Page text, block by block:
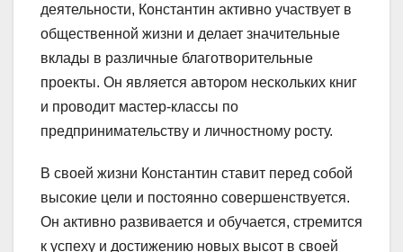
деятельности, Константин активно участвует в
общественной жизни и делает значительные
вклады в различные благотворительные
проекты. Он является автором нескольких книг
и проводит мастер-классы по
предпринимательству и личностному росту.
В своей жизни Константин ставит перед собой
высокие цели и постоянно совершенствуется.
Он активно развивается и обучается, стремится
к успеху и достижению новых высот в своей